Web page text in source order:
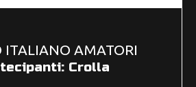
ITALIANO AMATORI
Crolla